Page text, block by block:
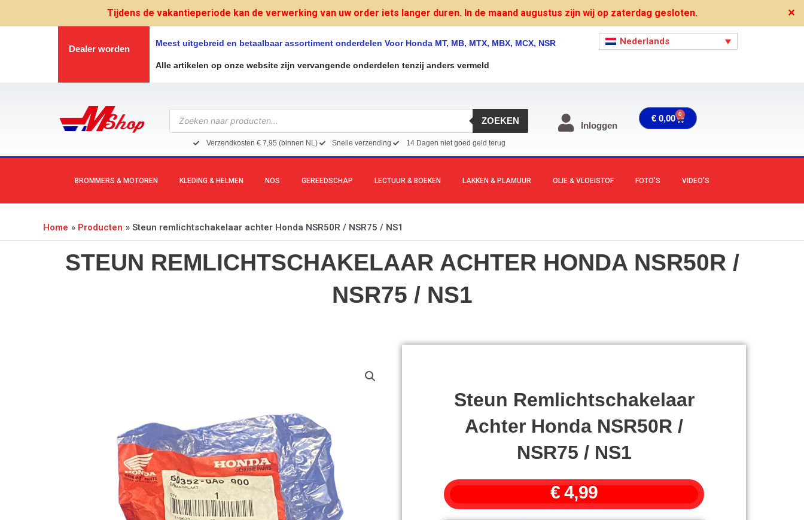
Tijdens de vakantieperiode kan de verwerking van uw order iets langer duren. In de maand augustus zijn wij op zaterdag gesloten. ✕
Dealer worden
Meest uitgebreid en betaalbaar assortiment onderdelen Voor Honda MT, MB, MTX, MBX, MCX, NSR
Alle artikelen op onze website zijn vervangende onderdelen tenzij anders vermeld
Nederlands
Producten
zoeken
ZOEKEN
Verzendkosten € 7,95 (binnen NL) Snelle verzending 14 Dagen niet goed geld terug
Inloggen
€ 0,00 0 Winkelwagen
BROMMERS & MOTOREN KLEDING & HELMEN NOS GEREEDSCHAP LECTUUR & BOEKEN LAKKEN & PLAMUUR OLIE & VLOEISTOF FOTO’S VIDEO’S
Home Producten Steun remlichtschakelaar achter Honda NSR50R / NSR75 / NS1
STEUN REMLICHTSCHAKELAAR ACHTER HONDA NSR50R /
NSR75 / NS1
Steun Remlichtschakelaar
Achter Honda NSR50R /
NSR75 / NS1
€ 4,99